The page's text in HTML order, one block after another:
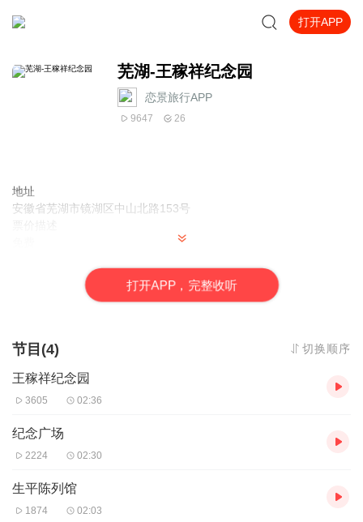
打开APP
芜湖-王稼祥纪念园
恋景旅行APP
9647 26
地址
安徽省芜湖市镜湖区中山北路153号
夏季：上午8：00-11：30，下午2：30-5：30。 冬季：上午8：00-
11：30 下午1：30-4：30
音频来源于链景旅行
打开APP，完整收听
节目(4) 切换顺序
王稼祥纪念园
3605 02:36
纪念广场
2224 02:30
生平陈列馆
1874 02:03